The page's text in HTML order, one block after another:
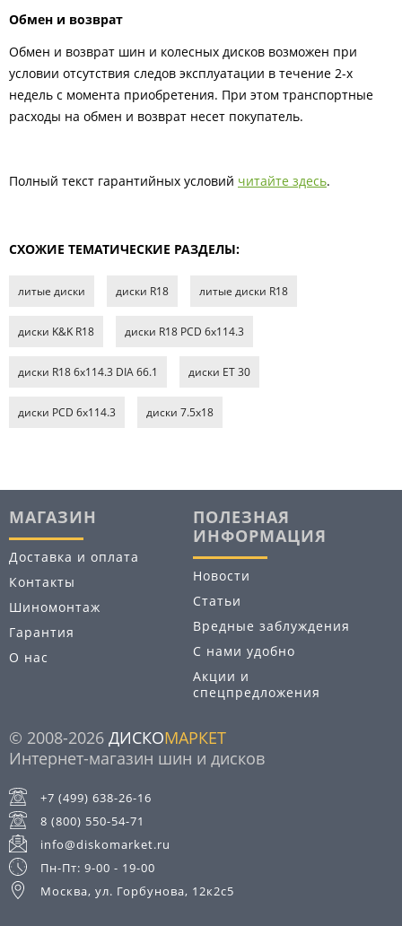
Обмен и возврат
Обмен и возврат шин и колесных дисков возможен при
условии отсутствия следов эксплуатации в течение 2-х
недель с момента приобретения. При этом транспортные
расходы на обмен и возврат несет покупатель.
Полный текст гарантийных условий читайте здесь.
СХОЖИЕ ТЕМАТИЧЕСКИЕ РАЗДЕЛЫ:
литые диски диски R18 литые диски R18
диски K&K R18 диски R18 PCD 6x114.3
диски R18 6x114.3 DIA 66.1 диски ET 30
диски PCD 6x114.3 диски 7.5х18
МАГАЗИН
Доставка и оплата
Контакты
Шиномонтаж
Гарантия
О нас
ПОЛЕЗНАЯ
ИНФОРМАЦИЯ
Новости
Статьи
Вредные заблуждения
С нами удобно
Акции и
спецпредложения
© 2008-2026 ДИСКОМАРКЕТ
Интернет-магазин шин и дисков
+7 (499) 638-26-16
8 (800) 550-54-71
info@diskomarket.ru
Пн-Пт: 9-00 - 19-00
Москва, ул. Горбунова, 12к2с5